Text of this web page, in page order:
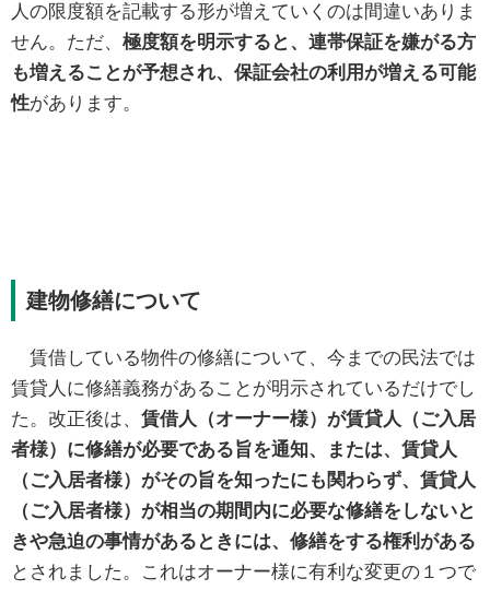
人の限度額を記載する形が増えていくのは間違いありま
せん。ただ、 極度額を明示すると、連帯保証を嫌がる方
も増えることが予想され、保証会社の利用が増える可能
性があります。
建物修繕について
賃借している物件の修繕について、今までの民法では
賃貸人に修繕義務があることが明示されているだけでし
た。改正後は、 賃借人（オーナー様）が賃貸人（ご入居
者様）に修繕が必要である旨を通知、または、賃貸人
（ご入居者様）がその旨を知ったにも関わらず、賃貸人
（ご入居者様）が相当の期間内に必要な修繕をしないと
きや急迫の事情があるときには、修繕をする権利がある
とされました。これはオーナー様に有利な変更の１つで